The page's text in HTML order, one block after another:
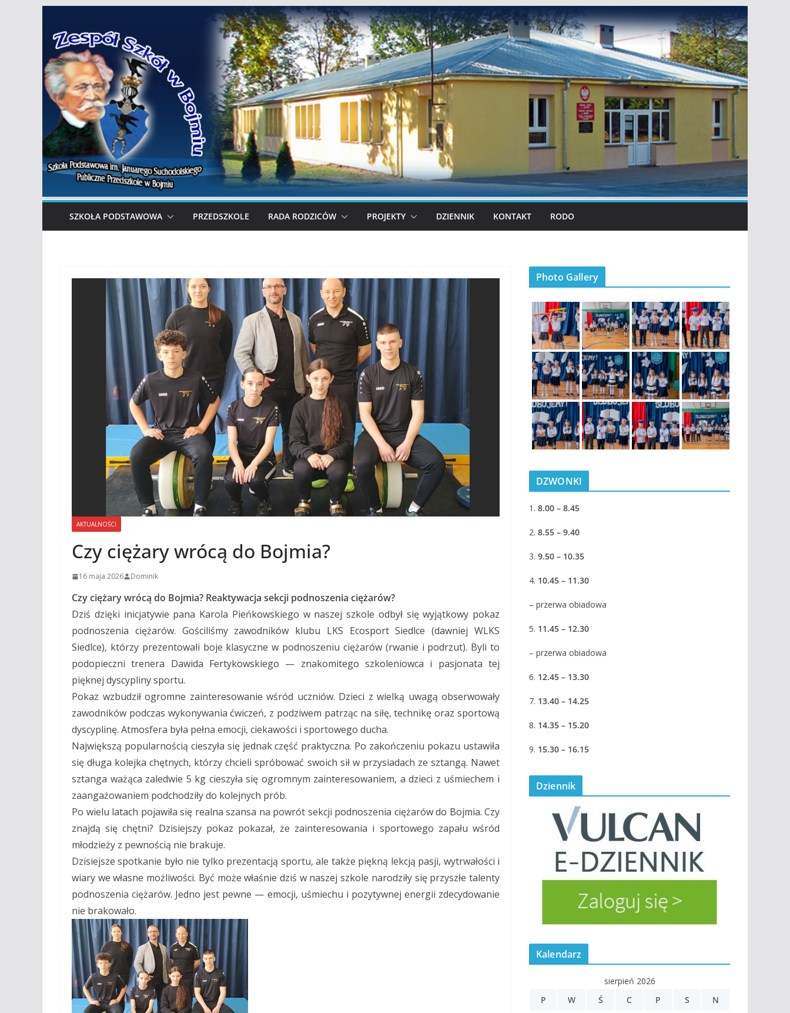
treści
SZKOŁA PODSTAWOWA PRZEDSZKOLE RADA RODZICÓW PROJEKTY DZIENNIK KONTAKT RODO
AKTUALNOŚCI
Czy ciężary wrócą do Bojmia?
16 maja 2026 Dominik
Czy ciężary wrócą do Bojmia? Reaktywacja sekcji podnoszenia ciężarów?
Dziś dzięki inicjatywie pana Karola Pieńkowskiego w naszej szkole odbył się wyjątkowy pokaz
podnoszenia ciężarów. Gościliśmy zawodników klubu LKS Ecosport Siedlce (dawniej WLKS
Siedlce), którzy prezentowali boje klasyczne w podnoszeniu ciężarów (rwanie i podrzut). Byli to
podopieczni trenera Dawida Fertykowskiego — znakomitego szkoleniowca i pasjonata tej
pięknej dyscypliny sportu.
Pokaz wzbudził ogromne zainteresowanie wśród uczniów. Dzieci z wielką uwagą obserwowały
zawodników podczas wykonywania ćwiczeń, z podziwem patrząc na siłę, technikę oraz sportową
dyscyplinę. Atmosfera była pełna emocji, ciekawości i sportowego ducha.
Największą popularnością cieszyła się jednak część praktyczna. Po zakończeniu pokazu ustawiła
się długa kolejka chętnych, którzy chcieli spróbować swoich sił w przysiadach ze sztangą. Nawet
sztanga ważąca zaledwie 5 kg cieszyła się ogromnym zainteresowaniem, a dzieci z uśmiechem i
zaangażowaniem podchodziły do kolejnych prób.
Po wielu latach pojawiła się realna szansa na powrót sekcji podnoszenia ciężarów do Bojmia. Czy
znajdą się chętni? Dzisiejszy pokaz pokazał, że zainteresowania i sportowego zapału wśród
młodzieży z pewnością nie brakuje.
Dzisiejsze spotkanie było nie tylko prezentacją sportu, ale także piękną lekcją pasji, wytrwałości i
wiary we własne możliwości. Być może właśnie dziś w naszej szkole narodziły się przyszłe talenty
podnoszenia ciężarów. Jedno jest pewne — emocji, uśmiechu i pozytywnej energii zdecydowanie
nie brakowało.
Photo Gallery
DZWONKI
1. 8.00 – 8.45
2. 8.55 – 9.40
3. 9.50 – 10.35
4. 10.45 – 11.30
– przerwa obiadowa
5. 11.45 – 12.30
– przerwa obiadowa
6. 12.45 – 13.30
7. 13.40 – 14.25
8. 14.35 – 15.20
9. 15.30 – 16.15
Dziennik
Kalendarz
sierpień 2026
P
W Ś C P S N